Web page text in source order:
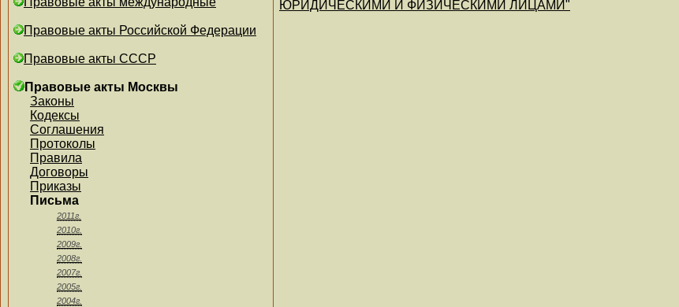
Правовые акты Российской Федерации
Правовые акты СССР
Правовые акты Москвы
Законы
Кодексы
Соглашения
Протоколы
Правила
Договоры
Приказы
Письма
2011г.
2010г.
2009г.
2008г.
2007г.
2005г.
2004г.
ЮРИДИЧЕСКИМИ И ФИЗИЧЕСКИМИ ЛИЦАМИ"